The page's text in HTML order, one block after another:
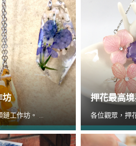
坊
工作坊。 ...
押花最高
各位觀眾，押